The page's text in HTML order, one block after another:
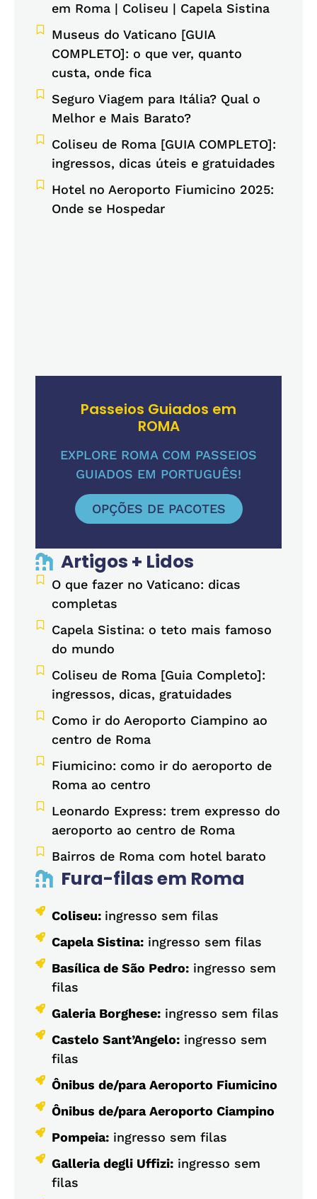
em Roma | Coliseu | Capela Sistina
Museus do Vaticano [GUIA
COMPLETO]: o que ver, quanto
custa, onde fica
Seguro Viagem para Itália? Qual o
Melhor e Mais Barato?
Coliseu de Roma [GUIA COMPLETO]:
ingressos, dicas úteis e gratuidades
Hotel no Aeroporto Fiumicino 2025:
Onde se Hospedar
Passeios Guiados em
ROMA
EXPLORE ROMA COM PASSEIOS
GUIADOS EM PORTUGUÊS!
OPÇÕES DE PACOTES
Artigos + Lidos
O que fazer no Vaticano: dicas
completas
Capela Sistina: o teto mais famoso
do mundo
Coliseu de Roma [Guia Completo]:
ingressos, dicas, gratuidades
Como ir do Aeroporto Ciampino ao
centro de Roma
Fiumicino: como ir do aeroporto de
Roma ao centro
Leonardo Express: trem expresso do
aeroporto ao centro de Roma
Bairros de Roma com hotel barato
Fura-filas em Roma
Coliseu: ingresso sem filas
Capela Sistina:ingresso sem filas
Basílica de São Pedro:ingresso sem
filas
Galeria Borghese:ingresso sem filas
Castelo Sant’Angelo:ingresso sem
filas
Ônibus de/para Aeroporto Fiumicino
Ônibus de/para Aeroporto Ciampino
Pompeia:ingresso sem filas
Galleria degli Uffizi:ingresso sem
filas